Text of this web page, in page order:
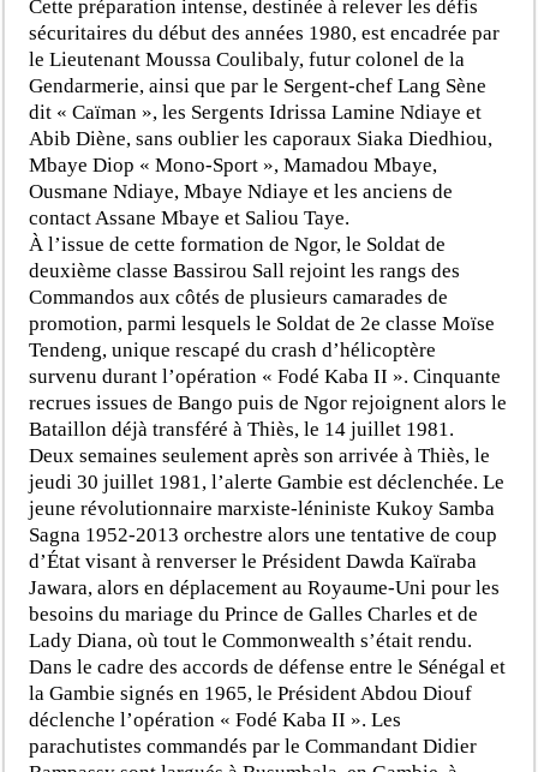
Cette préparation intense, destinée à relever les défis
sécuritaires du début des années 1980, est encadrée par
le Lieutenant Moussa Coulibaly, futur colonel de la
Gendarmerie, ainsi que par le Sergent-chef Lang Sène
dit « Caïman », les Sergents Idrissa Lamine Ndiaye et
Abib Diène, sans oublier les caporaux Siaka Diedhiou,
Mbaye Diop « Mono-Sport », Mamadou Mbaye,
Ousmane Ndiaye, Mbaye Ndiaye et les anciens de
contact Assane Mbaye et Saliou Taye.
À l’issue de cette formation de Ngor, le Soldat de
deuxième classe Bassirou Sall rejoint les rangs des
Commandos aux côtés de plusieurs camarades de
promotion, parmi lesquels le Soldat de 2e classe Moïse
Tendeng, unique rescapé du crash d’hélicoptère
survenu durant l’opération « Fodé Kaba II ». Cinquante
recrues issues de Bango puis de Ngor rejoignent alors le
Bataillon déjà transféré à Thiès, le 14 juillet 1981.
Deux semaines seulement après son arrivée à Thiès, le
jeudi 30 juillet 1981, l’alerte Gambie est déclenchée. Le
jeune révolutionnaire marxiste-léniniste Kukoy Samba
Sagna 1952-2013 orchestre alors une tentative de coup
d’État visant à renverser le Président Dawda Kaïraba
Jawara, alors en déplacement au Royaume-Uni pour les
besoins du mariage du Prince de Galles Charles et de
Lady Diana, où tout le Commonwealth s’était rendu.
Dans le cadre des accords de défense entre le Sénégal et
la Gambie signés en 1965, le Président Abdou Diouf
déclenche l’opération « Fodé Kaba II ». Les
parachutistes commandés par le Commandant Didier